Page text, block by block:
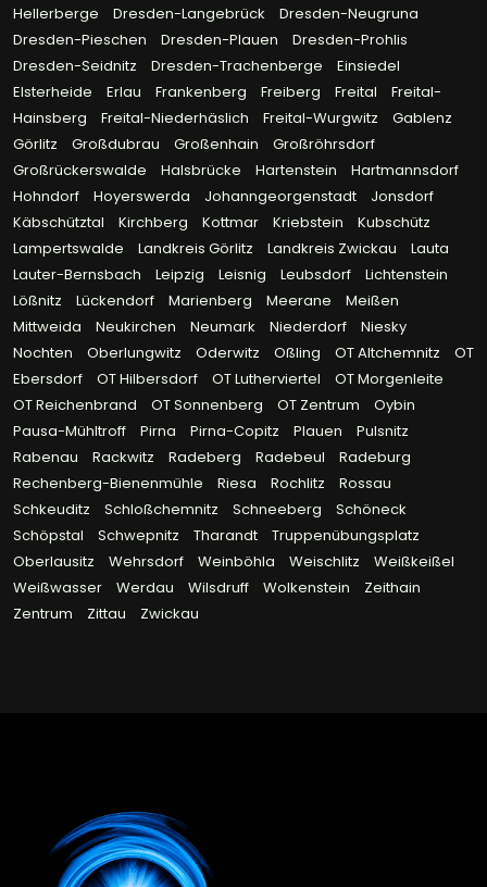
Hellerberge
Dresden-Langebrück
Dresden-Neugruna
Dresden-Pieschen
Dresden-Plauen
Dresden-Prohlis
Dresden-Seidnitz
Dresden-Trachenberge
Einsiedel
Elsterheide
Erlau Frankenberg Freiberg Freital
Freital-
Hainsberg
Freital-Niederhäslich Freital-Wurgwitz
Gablenz
Görlitz
Großdubrau Großenhain
Großröhrsdorf
Großrückerswalde
Halsbrücke Hartenstein
Hartmannsdorf
Hohndorf
Hoyerswerda Johanngeorgenstadt
Jonsdorf
Käbschütztal
Kirchberg Kottmar Kriebstein
Kubschütz
Lampertswalde
Landkreis Görlitz Landkreis Zwickau
Lauta
Lauter-Bernsbach
Leipzig Leisnig Leubsdorf
Lichtenstein
Lößnitz
Lückendorf Marienberg Meerane
Meißen
Mittweida
Neukirchen Neumark Niederdorf
Niesky
Nochten
Oberlungwitz Oderwitz Oßling OT Altchemnitz
OT
Ebersdorf
OT Hilbersdorf OT Lutherviertel
OT Morgenleite
OT Reichenbrand
OT Sonnenberg OT Zentrum
Oybin
Pausa-Mühltroff
Pirna Pirna-Copitz Plauen
Pulsnitz
Rabenau
Rackwitz Radeberg Radebeul
Radeburg
Rechenberg-Bienenmühle
Riesa Rochlitz
Rossau
Schkeuditz
Schloßchemnitz Schneeberg
Schöneck
Schöpstal
Schwepnitz Tharandt
Truppenübungsplatz
Oberlausitz
Wehrsdorf Weinböhla Weischlitz
Weißkeißel
Weißwasser
Werdau Wilsdruff Wolkenstein
Zeithain
Zentrum
Zittau Zwickau